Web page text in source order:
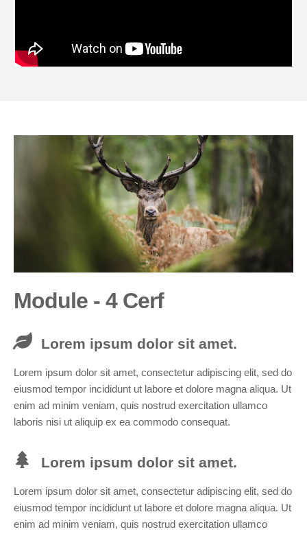
Module - 4 Cerf
Lorem ipsum dolor sit amet.
Lorem ipsum dolor sit amet, consectetur adipiscing elit, sed do
eiusmod tempor incididunt ut labore et dolore magna aliqua. Ut
enim ad minim veniam, quis nostrud exercitation ullamco
laboris nisi ut aliquip ex ea commodo consequat.
Lorem ipsum dolor sit amet.
Lorem ipsum dolor sit amet, consectetur adipiscing elit, sed do
eiusmod tempor incididunt ut labore et dolore magna aliqua. Ut
enim ad minim veniam, quis nostrud exercitation ullamco